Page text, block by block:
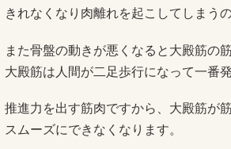
きれなくなり肉離れを起こしてしまうの
また骨盤の動きが悪くなると大殿筋の
大殿筋は人間が二足歩行になって一番
推進力を出す筋肉ですから、大殿筋が
スムーズにできなくなります。